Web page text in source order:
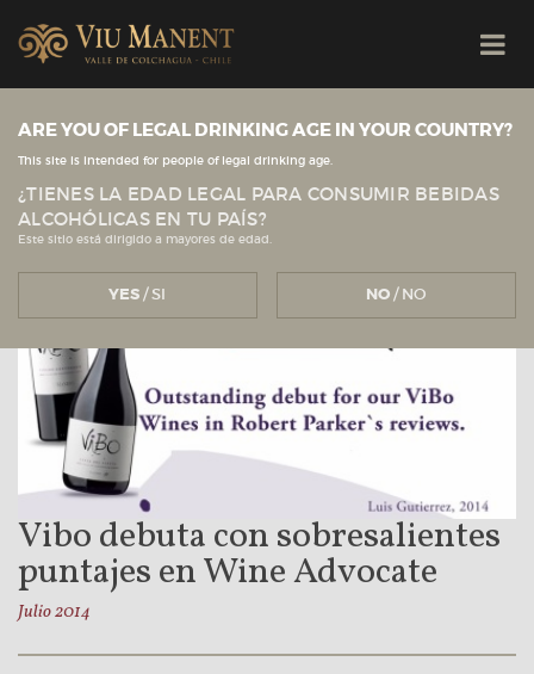
Ver todas las noticias
Viu ManentNOTICIAS
Vibo debuta con sobresalientes
puntajes en Wine Advocate
Julio 2014
ARE YOU OF LEGAL DRINKING AGE IN YOUR COUNTRY?
This site is intended for people of legal drinking age.
¿TIENES LA EDAD LEGAL PARA CONSUMIR BEBIDAS
ALCOHÓLICAS EN TU PAÍS?
Este sitio está dirigido a mayores de edad.
YES/ SI NO/ NO